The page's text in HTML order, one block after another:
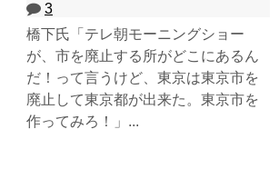
3
橋下氏「テレ朝モーニングショー
が、市を廃止する所がどこにあるん
だ！って言うけど、東京は東京市を
廃止して東京都が出来た。東京市を
作ってみろ！」...